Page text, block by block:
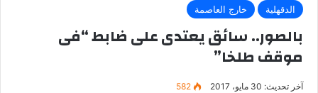
الدقهلية خارج العاصمة
بالصور.. سائق يعتدى على ضابط “فى
موقف طلخا”
آخر تحديث: 30 مايو، 2017 582